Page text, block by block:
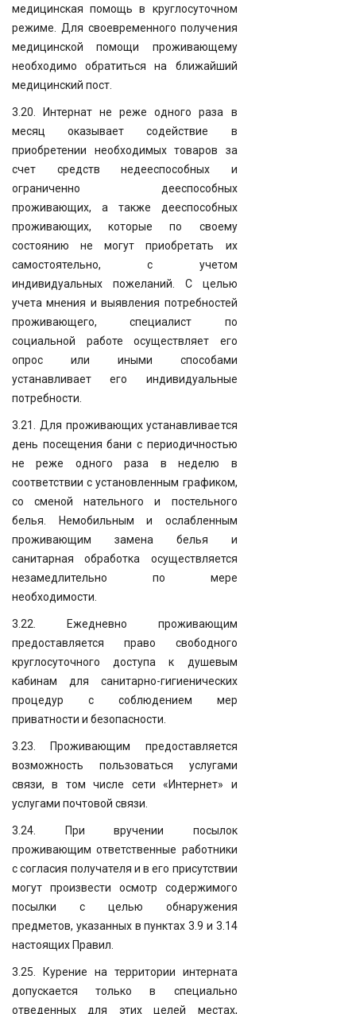
медицинская помощь в круглосуточном
режиме. Для своевременного получения
медицинской помощи проживающему
необходимо обратиться на ближайший
медицинский пост.
3.20. Интернат не реже одного раза в
месяц оказывает содействие в
приобретении необходимых товаров за
счет средств недееспособных и
ограниченно дееспособных
проживающих, а также дееспособных
проживающих, которые по своему
состоянию не могут приобретать их
самостоятельно, с учетом
индивидуальных пожеланий. С целью
учета мнения и выявления потребностей
проживающего, специалист по
социальной работе осуществляет его
опрос или иными способами
устанавливает его индивидуальные
потребности.
3.21. Для проживающих устанавливается
день посещения бани с периодичностью
не реже одного раза в неделю в
соответствии с установленным графиком,
со сменой нательного и постельного
белья. Немобильным и ослабленным
проживающим замена белья и
санитарная обработка осуществляется
незамедлительно по мере
необходимости.
3.22. Ежедневно проживающим
предоставляется право свободного
круглосуточного доступа к душевым
кабинам для санитарно-гигиенических
процедур с соблюдением мер
приватности и безопасности.
3.23. Проживающим предоставляется
возможность пользоваться услугами
связи, в том числе сети «Интернет» и
услугами почтовой связи.
3.24. При вручении посылок
проживающим ответственные работники
с согласия получателя и в его присутствии
могут произвести осмотр содержимого
посылки с целью обнаружения
предметов, указанных в пунктах 3.9 и 3.14
настоящих Правил.
3.25. Курение на территории интерната
допускается только в специально
отведенных для этих целей местах,